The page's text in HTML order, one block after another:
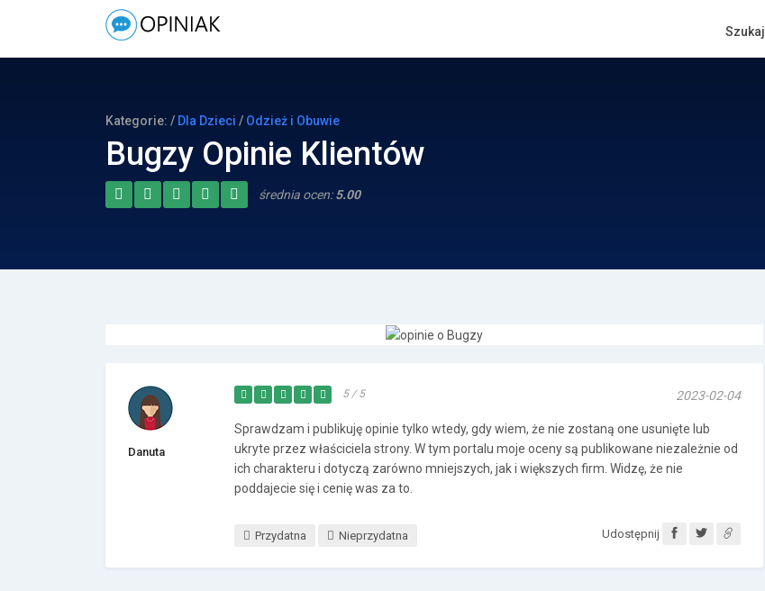
Kategorie: / Dla Dzieci / Odzież i Obuwie
Bugzy Opinie Klientów
średnia ocen:5.00
Danuta
5 / 5 2023-02-04
Sprawdzam i publikuję opinie tylko wtedy, gdy wiem, że nie zostaną one usunięte lub
ukryte przez właściciela strony. W tym portalu moje oceny są publikowane niezależnie od
ich charakteru i dotyczą zarówno mniejszych, jak i większych firm. Widzę, że nie
poddajecie się i cenię was za to.
Przydatna Nieprzydatna Udostępnij
Szukaj